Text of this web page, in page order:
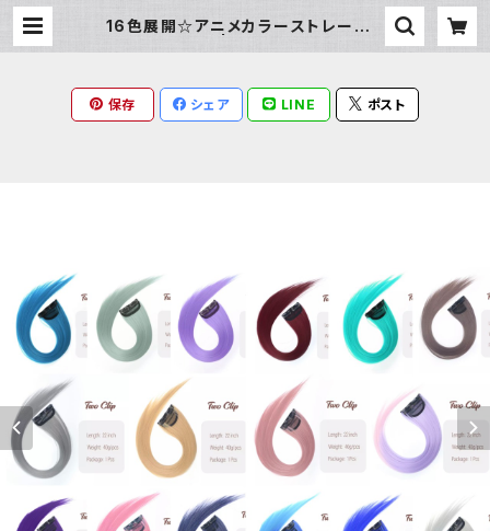
16色展開☆アニメカラーストレートエ
保存 シェア LINE ポスト